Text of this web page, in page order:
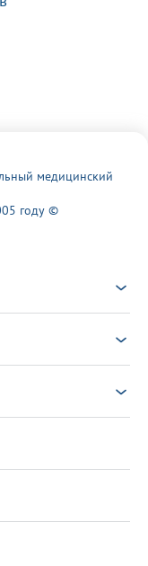
медицинский
году ©